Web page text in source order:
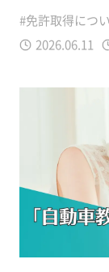
#免許取得につ
2026.06.11